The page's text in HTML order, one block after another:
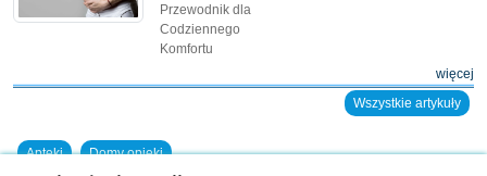
Przewodnik dla
Codziennego
Komfortu
więcej
Wszystkie artykuły
Apteki Domy opieki